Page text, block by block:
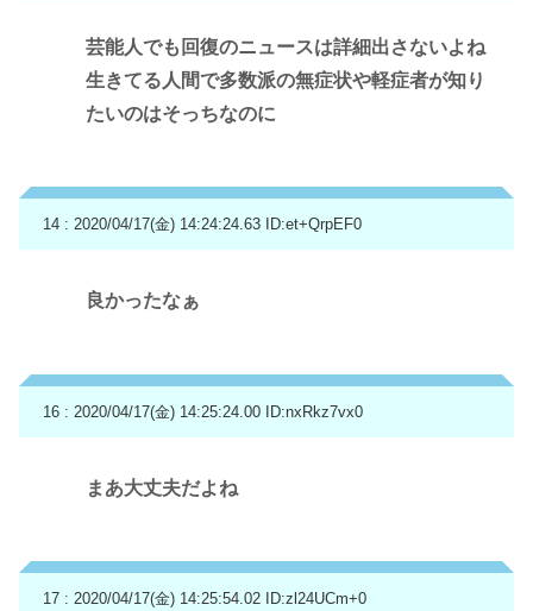
芸能人でも回復のニュースは詳細出さないよね
生きてる人間で多数派の無症状や軽症者が知り
たいのはそっちなのに
14 : 2020/04/17(金) 14:24:24.63 ID:et+QrpEF0
良かったなぁ
16 : 2020/04/17(金) 14:25:24.00 ID:nxRkz7vx0
まあ大丈夫だよね
17 : 2020/04/17(金) 14:25:54.02 ID:zl24UCm+0